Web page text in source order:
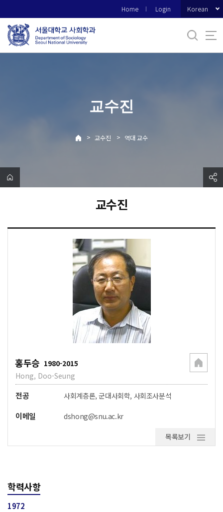
로
메
Home Login Korean
교수진
> 교수진 > 역대 교수
교수진
홍두승 1980-2015
Hong, Doo-Seung
전공 사회계층론, 군대사회학, 사회조사분석
이메일 dshong@snu.ac.kr
목록보기
학력사항
1972